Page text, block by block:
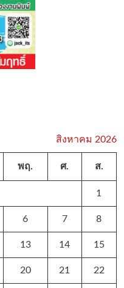
สิงหาคม 2026
พฤ. ศ. ส.
1
6 7 8
13 14 15
20 21 22